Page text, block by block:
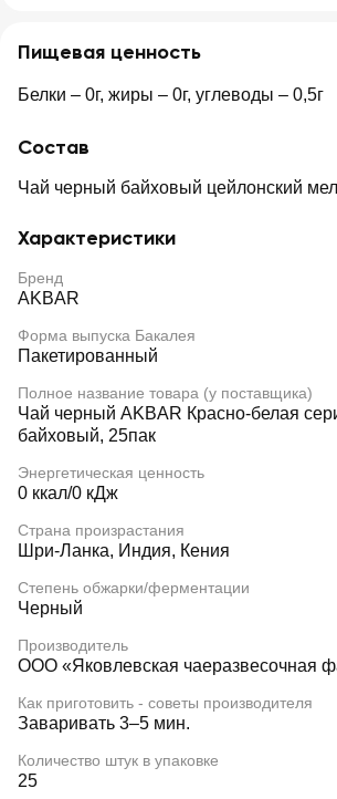
Пищевая ценность
Белки – 0г, жиры – 0г, углеводы – 0,5г
Состав
Чай черный байховый цейлонский
Характеристики
Бренд
AKBAR
Форма выпуска Бакалея
Пакетированный
Полное название товара (у поставщика)
Чай черный AKBAR Красно-белая
байховый, 25пак
Энергетическая ценность
0 ккал/0 кДж
Страна произрастания
Шри-Ланка, Индия, Кения
Степень обжарки/ферментации
Черный
Производитель
ООО «Яковлевская чаеразвесочная
Как приготовить - советы производителя
Заваривать 3–5 мин.
Количество штук в упаковке
25